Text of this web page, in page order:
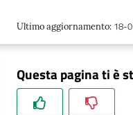
Formazione
Ultimo aggiornamento: 18-
Questa pagina ti è